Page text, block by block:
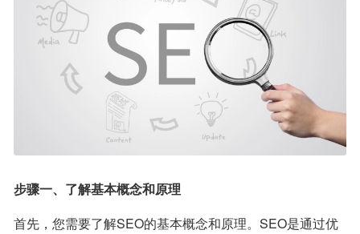
步骤一、了解基本概念和原理
首先，您需要了解SEO的基本概念和原理。SEO是通过优